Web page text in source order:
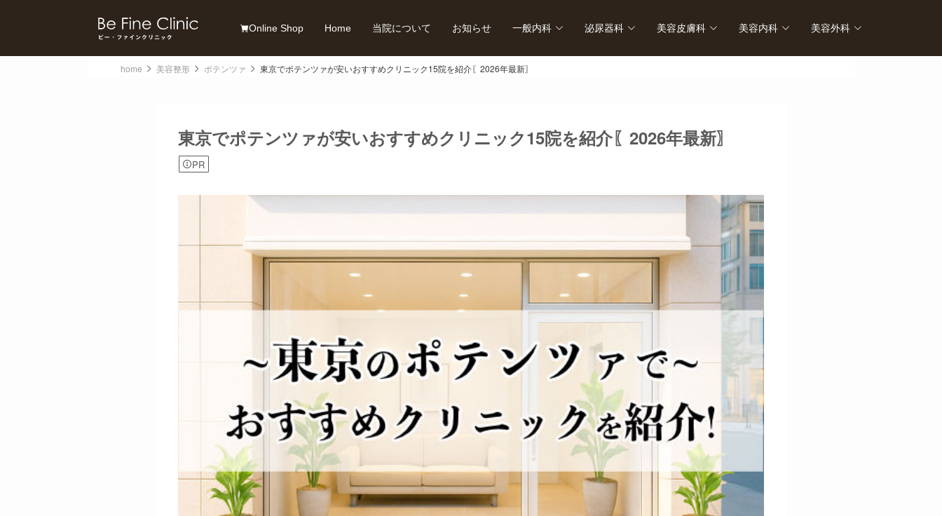
Online Shop Home 当院について お知らせ 一般内科 泌尿器科 美容皮膚科 美容内科 美容外科
診
home 美容整形 ポテンツァ 東京でポテンツァが安いおすすめクリニック15院を紹介〖2026年最新〗
東京でポテンツァが安いおすすめクリニック15院を紹介〖2026年最新〗
PR